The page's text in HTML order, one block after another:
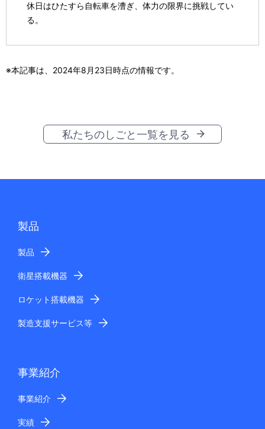
休日はひたすら自転車を漕ぎ、体力の限界に挑戦してい
る。
※本記事は、2024年8月23日時点の情報です。
私たちのしごと一覧を見る
製品
製品
衛星搭載機器
ロケット搭載機器
製造支援サービス等
事業紹介
事業紹介
実績